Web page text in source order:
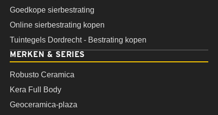
Goedkope sierbestrating
Online sierbestrating kopen
Tuintegels Dordrecht - Bestrating kopen
MERKEN & SERIES
Robusto Ceramica
Kera Full Body
Geoceramica-plaza